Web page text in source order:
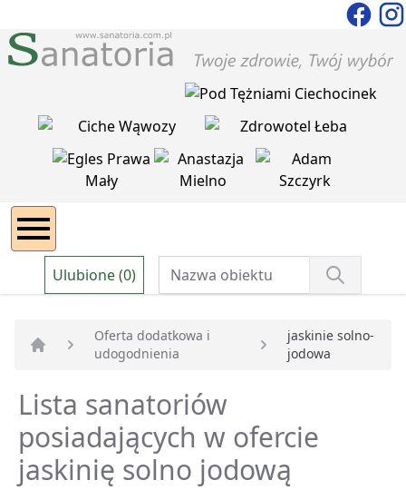
Ulubione (0)
Strona główna
Oferta dodatkowa i
udogodnienia
jaskinie solno-
jodowa
Lista sanatoriów
posiadających w ofercie
jaskinię solno jodową